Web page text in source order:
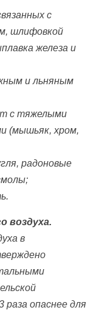
с
шлифовкой
железа и
и льняным
с тяжелыми
(мышьяк, хром,
радоновые
воздуха.
в
опаснее для